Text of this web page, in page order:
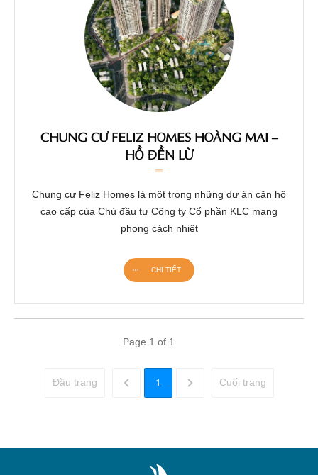
CHUNG CƯ FELIZ HOMES HOÀNG MAI –
HỒ ĐỀN LỪ
Chung cư Feliz Homes là một trong những dự án căn hộ
cao cấp của Chủ đầu tư Công ty Cổ phần KLC mang
phong cách nhiệt
CHI TIẾT
Page 1 of 1
Đầu trang 1 Cuối trang